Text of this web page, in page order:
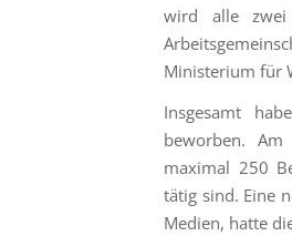
wird alle zwei
Ministerium für
Insgesamt
beworben.
maximal 250
tätig sind. Eine
Medien, hatte